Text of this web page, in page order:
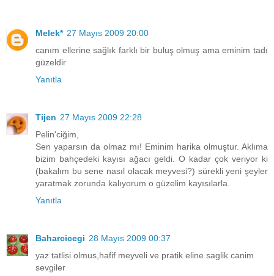
Melek* 27 Mayıs 2009 20:00
canım ellerine sağlık farklı bir buluş olmuş ama eminim tadı
güzeldir
Yanıtla
Tijen 27 Mayıs 2009 22:28
Pelin'ciğim,
Sen yaparsın da olmaz mı! Eminim harika olmuştur. Aklıma
bizim bahçedeki kayısı ağacı geldi. O kadar çok veriyor ki
(bakalım bu sene nasıl olacak meyvesi?) sürekli yeni şeyler
yaratmak zorunda kalıyorum o güzelim kayısılarla.
Yanıtla
Baharcicegi 28 Mayıs 2009 00:37
yaz tatlisi olmus,hafif meyveli ve pratik eline saglik canim
sevgiler